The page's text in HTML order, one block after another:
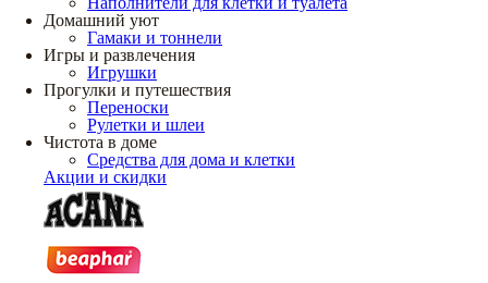
Домашний уют
Гамаки и тоннели
Игры и развлечения
Игрушки
Прогулки и путешествия
Переноски
Рулетки и шлеи
Чистота в доме
Средства для дома и клетки
Акции и скидки